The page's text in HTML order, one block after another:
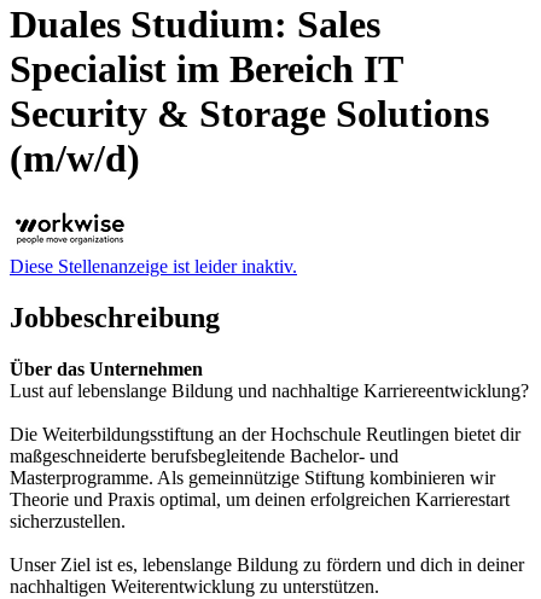
Duales Studium: Sales
Specialist im Bereich IT
Security & Storage Solutions
(m/w/d)
Diese Stellenanzeige ist leider inaktiv.
Jobbeschreibung
Über das Unternehmen
Lust auf lebenslange Bildung und nachhaltige Karriereentwicklung?
Die Weiterbildungsstiftung an der Hochschule Reutlingen bietet dir
maßgeschneiderte berufsbegleitende Bachelor- und
Masterprogramme. Als gemeinnützige Stiftung kombinieren wir
Theorie und Praxis optimal, um deinen erfolgreichen Karrierestart
sicherzustellen.
Unser Ziel ist es, lebenslange Bildung zu fördern und dich in deiner
nachhaltigen Weiterentwicklung zu unterstützen.